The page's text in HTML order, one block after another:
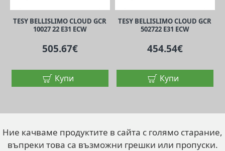
TESY BELLISLIMO CLOUD GCR
10027 22 E31 ECW
505.67€
Купи
TESY BELLISLIMO CLOUD GCR
502722 E31 ECW
454.54€
Купи
Ние качваме продуктите в сайта с голямо старание,
въпреки това са възможни грешки или пропуски.